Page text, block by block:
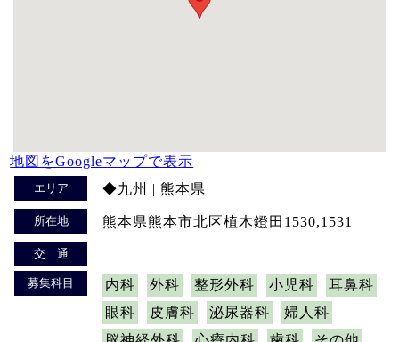
地図をGoogleマップで表示
エリア ◆九州 | 熊本県
所在地 熊本県熊本市北区植木鐙田1530,1531
交 通
募集科目 内科 外科 整形外科 小児科
耳鼻科
眼科
皮膚科 泌尿器科
婦人科